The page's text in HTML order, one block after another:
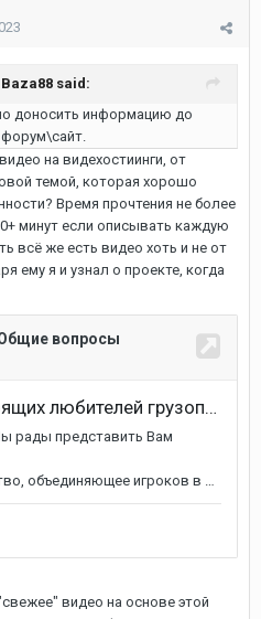
Baza88 said:
доносить информацию до
форум\сайт.
на видехостиинги, от
темой, которая хорошо
Время прочтения не более
минут если описывать каждую
всё же есть видео хоть и не от
ему я и узнал о проекте, когда
видео на основе этой